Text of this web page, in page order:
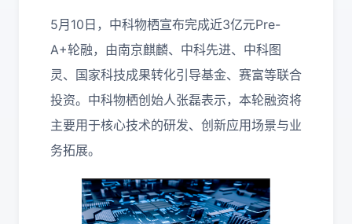
5月10日，中科物栖宣布完成近3亿元Pre-
A+轮融，由南京麒麟、中科先进、中科图
灵、国家科技成果转化引导基金、赛富等联合
投资。中科物栖创始人张磊表示，本轮融资将
主要用于核心技术的研发、创新应用场景与业
务拓展。